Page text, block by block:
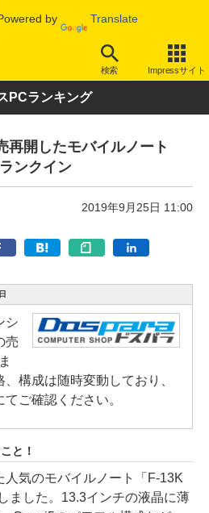
by Translate
検索 Impressサイト
ア PC
PCランキング
再開したモバイルノート
ンクイン
2019年9月25日 11:00
シ
売
構成は随時変動しており、
ご確認ください。
と！
気のモバイルノート「F-13K
ました。13.3インチの液晶に薄